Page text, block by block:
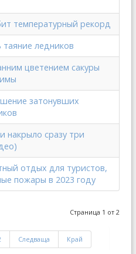
температурный рекорд
ледников
цветением сакуры
затонувших
накрыло сразу три
отдых для туристов,
пожары в 2023 году
Страница 1 от 2
Следваща Край